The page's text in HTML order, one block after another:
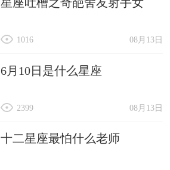
08月13日
1016
6月10日是什么星座
08月13日
2399
十二星座最怕什么老师